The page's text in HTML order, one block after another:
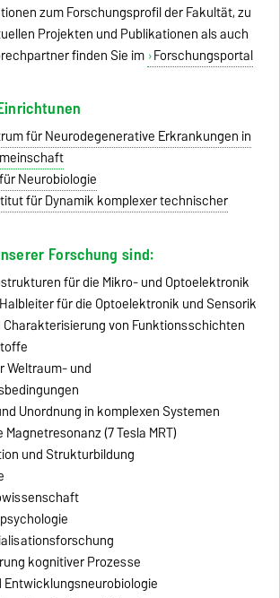
zum Forschungsprofil der Fakultät, zu
Projekten und Publikationen als auch
finden Sie im Forschungsportal
für Neurodegenerative Erkrankungen in
Neurobiologie
für Dynamik komplexer technischer
Forschung sind:
für die Mikro- und Optoelektronik
für die Optoelektronik und Sensorik
von Funktionsschichten
Weltraum- und
Unordnung in komplexen Systemen
(7 Tesla MRT)
und Strukturbildung
kognitiver Prozesse